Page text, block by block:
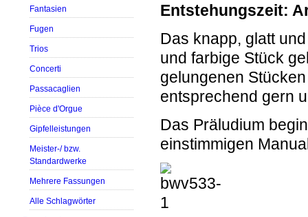
Fantasien
Fugen
Trios
Concerti
Passacaglien
Pièce d'Orgue
Gipfelleistungen
Meister-/ bzw.
Standardwerke
Mehrere Fassungen
Alle Schlagwörter
Entstehungszeit:
Das knapp, glatt
und farbige Stück
gelungenen
entsprechend gern
Das Präludium
einstimmigen